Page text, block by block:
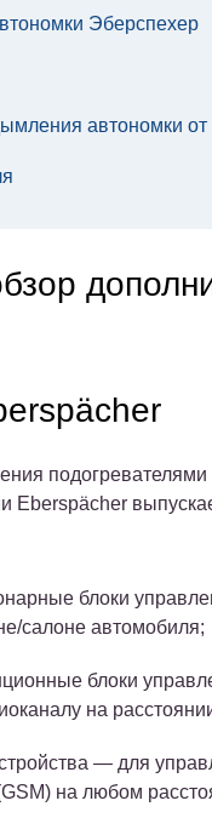
Эберспехер
автономки
Eberspächer
блоки
салоне автомобиля;
блоки
на
— для
на любом